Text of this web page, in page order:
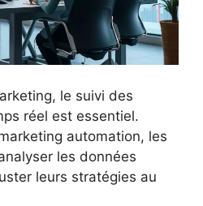
le suivi des
réel est essentiel.
automation, les
les données
leurs stratégies au